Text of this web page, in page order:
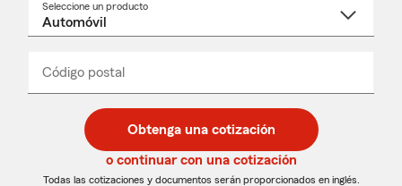
Seleccione un producto
desplegable
Código postal
de
5
dígitos
de
5
dígitos
_____
Obtenga una cotización
o continuar con una cotización
Todas las cotizaciones y documentos serán proporcionados en inglés.